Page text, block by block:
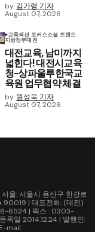
by 김가령 기자
August 07, 2026
교육섹션 포커스소셜 트렌드
지방정부대전
대전교육, 남미까지
넓힌다! 대전시교육
청-상파울루한국교
육원 업무협약 체결
by 원성욱 기자
August 07, 2026
울: 서울시 용산구 한강로
90019 | 대표전화: (대전)
6524 | 팩스 : 0303-
록일 2014.12.24 | 발행인:
mail: